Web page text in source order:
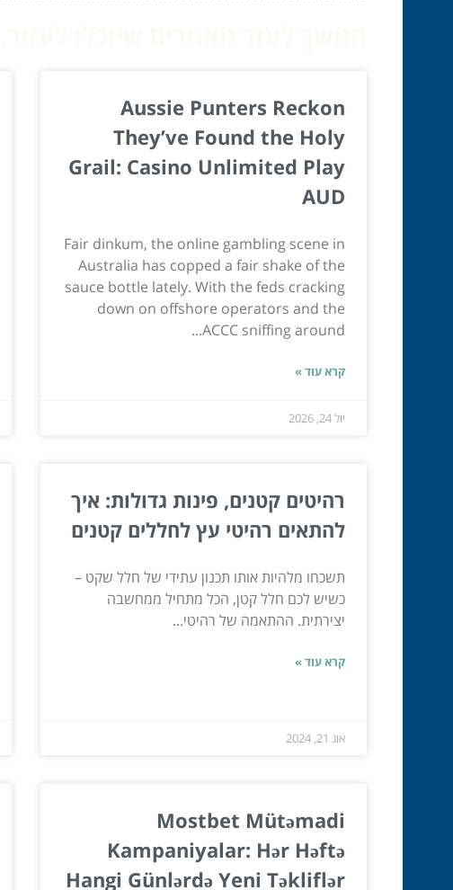
Aussie Punters Reckon
They’ve Found the Holy
Grail: Casino Unlimited Play
AUD
Fair dinkum, the online gambling scene in
Australia has copped a fair shake of the
sauce bottle lately. With the feds cracking
down on offshore operators and the
ACCC sniffing around...
קרא עוד »
יול 24, 2026
רהיטים קטנים, פינות גדולות: איך
להתאים רהיטי עץ לחללים קטנים
תשכחו מלהיות אותו תכנון עתידי של חלל שקט –
כשיש לכם חלל קטן, הכל מתחיל ממחשבה
יצירתית. ההתאמה של רהיטי...
קרא עוד »
אוג 21, 2024
Mostbet Mütəmadi
Kampaniyalar: Hər Həftə
Hangi Günlərdə Yeni Təkliflər